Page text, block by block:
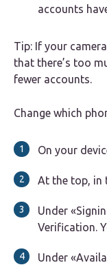
accounts
Tip: If your
that there’s too
fewer accounts.
Change which
On your
At the top, in
Under
Verification.
Under